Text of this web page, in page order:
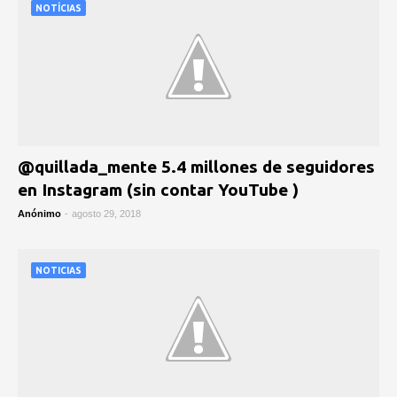
NOTÍCIAS
@quillada_mente 5.4 millones de seguidores
en Instagram (sin contar YouTube )
Anónimo - agosto 29, 2018
NOTICIAS